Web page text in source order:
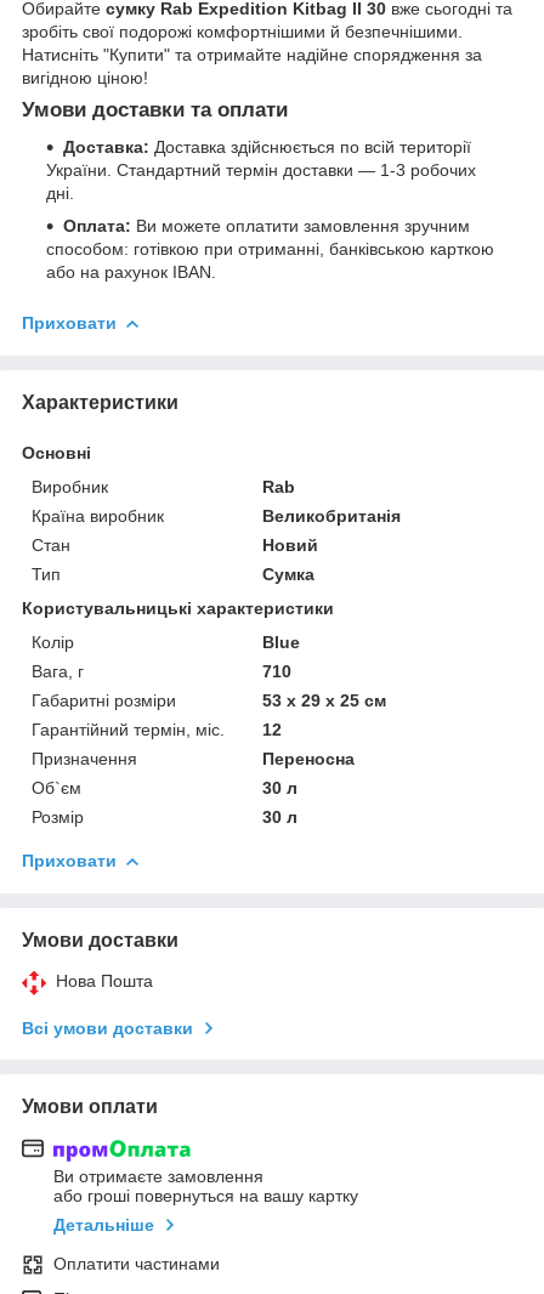
Обирайте сумку Rab Expedition Kitbag II 30 вже сьогодні та
зробіть свої подорожі комфортнішими й безпечнішими.
Натисніть "Купити" та отримайте надійне спорядження за
вигідною ціною!
Умови доставки та оплати
Доставка: Доставка здійснюється по всій території
України. Стандартний термін доставки — 1-3 робочих
дні.
Оплата: Ви можете оплатити замовлення зручним
способом: готівкою при отриманні, банківською карткою
або на рахунок IBAN.
Приховати
Характеристики
Основні
Виробник
Rab
Країна виробник
Великобританія
Стан
Новий
Тип
Сумка
Користувальницькі характеристики
Колір
Blue
Вага, г
710
Габаритні розміри
53 x 29 x 25 см
Гарантійний термін, міс.
12
Призначення
Переносна
Об`єм
30 л
Розмір
30 л
Приховати
Умови доставки
Нова Пошта
Всі умови доставки
Умови оплати
Ви отримаєте замовлення
або гроші повернуться на вашу картку
Детальніше
Оплатити частинами